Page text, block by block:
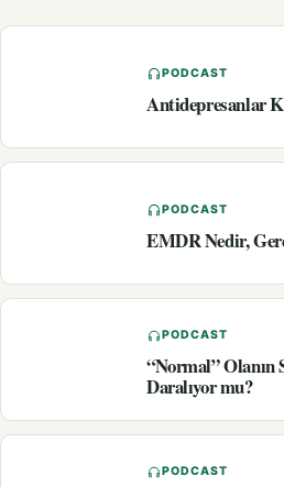
PODCAST
Antidepresanlar
PODCAST
EMDR Nedir,
PODCAST
“Normal” Olanın
Daralıyor mu?
PODCAST